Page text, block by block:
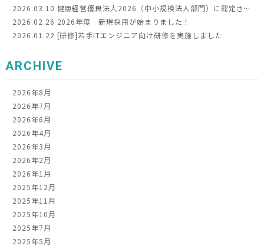
2026.03.10 健康経営優良法人2026（中小規模法人部門）に認定されました
2026.02.26 2026年度 新規採用が始まりました！
2026.01.22 [研修]若手ITエンジニア向け研修を実施しました
ARCHIVE
2026年8月
2026年7月
2026年6月
2026年4月
2026年3月
2026年2月
2026年1月
2025年12月
2025年11月
2025年10月
2025年7月
2025年5月